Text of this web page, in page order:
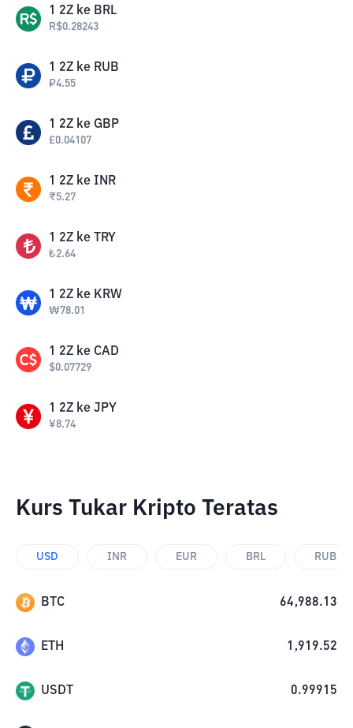
1 2Z ke BRL
R$0.28243
1 2Z ke RUB
₽4.55
1 2Z ke GBP
£0.04107
1 2Z ke INR
₹5.27
1 2Z ke TRY
₺2.64
1 2Z ke KRW
₩78.01
1 2Z ke CAD
$0.07729
1 2Z ke JPY
¥8.74
Kurs Tukar Kripto Teratas
USD INR EUR BRL RUB
BTC 64,988.13
ETH 1,919.52
USDT 0.99915